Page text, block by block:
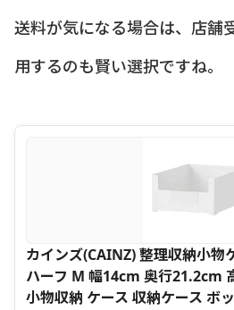
送料が気になる場合は、店舗
用するのも賢い選択ですね。
カインズ(CAINZ) 整理収納小
ハーフ M 幅14cm 奥行21.2cm
小物収納 ケース 収納ケース ボ